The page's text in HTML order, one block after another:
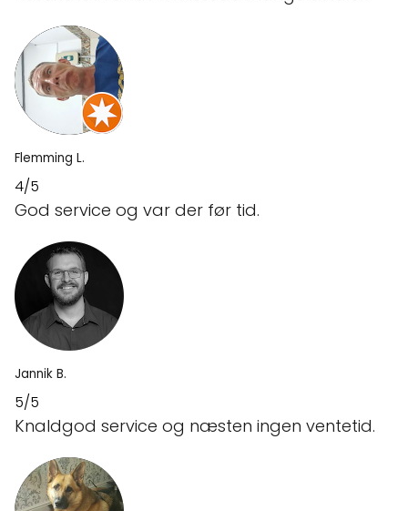
Flemming L.
4/5
God service og var der før tid.
Jannik B.
5/5
Knaldgod service og næsten ingen ventetid.